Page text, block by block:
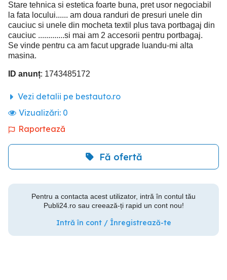
Stare tehnica si estetica foarte buna, pret usor negociabil
la fata locului...... am doua randuri de presuri unele din
cauciuc si unele din mocheta textil plus tava portbagaj din
cauciuc .............si mai am 2 accesorii pentru portbagaj.
Se vinde pentru ca am facut upgrade luandu-mi alta
masina.
ID anunț: 1743485172
Vezi detalii pe bestauto.ro
Vizualizări: 0
Raportează
Fă ofertă
Pentru a contacta acest utilizator, intră în contul tău
Publi24.ro sau creează-ți rapid un cont nou!
Intră în cont / Înregistrează-te